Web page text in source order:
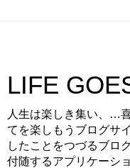
LIFE
人生は楽しき集い、…
てを楽しもうブログサ
したことをつづるブロ
付随するアプリケーシ